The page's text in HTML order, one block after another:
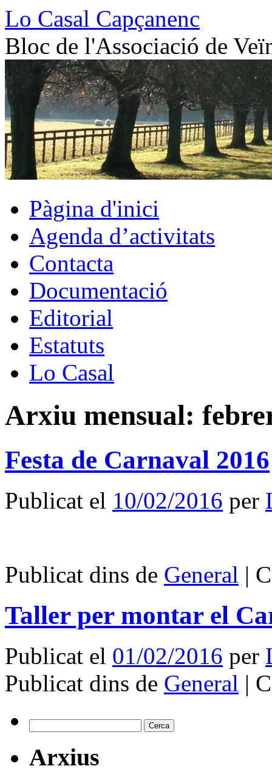
Vés
contingut
Lo Casal Capçanenc
Bloc de l'Associació de
Pàgina d'inici
Agenda d’activitats
Contacta
Documentació
Editorial
Estatuts
Lo Casal
Arxiu mensual:
Festa de Carnaval 2016
Publicat el 10/02/2016 per
Publicat dins de General |
Taller per montar el
Publicat el 01/02/2016 per
Publicat dins de General |
Arxius